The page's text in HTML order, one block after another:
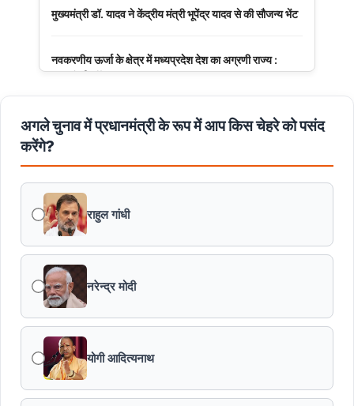
मुख्यमंत्री डॉ. यादव ने केंद्रीय मंत्री भूपेंद्र यादव से की सौजन्य भेंट
नवकरणीय ऊर्जा के क्षेत्र में मध्यप्रदेश देश का अग्रणी राज्य :
मुख्यमंत्री डॉ. यादव
मुख्यमंत्री डॉ. यादव की जनोन्मुखी पहल
मुख्यमंत्री डॉ. यादव ने पूर्व विदेश मंत्री श्रीमती सुषमा स्वराज की
पुण्यतिथि पर श्रद्धांजलि अर्पित की
जन-कल्याणकारी तथा हितग्राही मूलक योजनाओं को अधिक प्रभावी
बनाने के लिए अनुशंसाएं देने उच्च स्तरीय समिति गठित
मध्यप्रदेश में सृजन संवाद अभियान का शुभारंभ
मध्यप्रदेश पुलिस की अवैध मादक पदार्थों के विरूद्ध प्रभावी कार्यवाही
एफएसएल भर्ती-2026 का अंतिम परिणाम घोषित
अगले चुनाव में प्रधानमंत्री के रूप में आप किस चेहरे को पसंद
करेंगे?
राहुल गांधी
नरेन्द्र मोदी
योगी आदित्यनाथ